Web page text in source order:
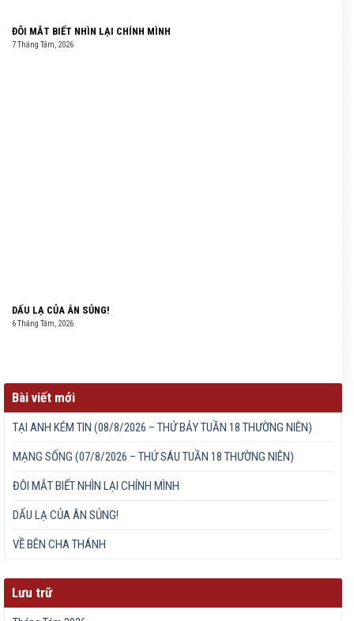
ĐÔI MẮT BIẾT NHÌN LẠI CHÍNH MÌNH
7 Tháng Tám, 2026
DẤU LẠ CỦA ÂN SỦNG!
6 Tháng Tám, 2026
Bài viết mới
TẠI ANH KÉM TIN (08/8/2026 – THỨ BẢY TUẦN 18 THƯỜNG NIÊN)
MẠNG SỐNG (07/8/2026 – THỨ SÁU TUẦN 18 THƯỜNG NIÊN)
ĐÔI MẮT BIẾT NHÌN LẠI CHÍNH MÌNH
DẤU LẠ CỦA ÂN SỦNG!
VỀ BÊN CHA THÁNH
Lưu trữ